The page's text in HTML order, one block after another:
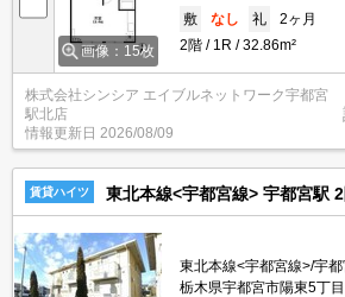
画像：15枚
敷
なし 礼
2ヶ月
2階
1R 32.86m²
株式会社シンシア エイブルネットワーク宇都宮
駅北店
情報更新日 2026/08/09
賃貸ハイツ 東北本線<宇都宮線> 宇都宮駅
東北本線<宇都宮線>/宇
栃木県宇都宮市陽東5丁目